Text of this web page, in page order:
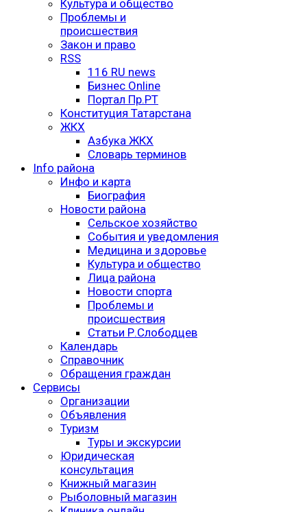
Культура и общество
Проблемы и
происшествия
Закон и право
RSS
116 RU news
Бизнес Online
Портал Пр.РТ
Конституция Татарстана
ЖКХ
Азбука ЖКХ
Словарь терминов
Info района
Инфо и карта
Биография
Новости района
Сельское хозяйство
События и уведомления
Медицина и здоровье
Культура и общество
Лица района
Новости спорта
Проблемы и
происшествия
Статьи Р.Слободцев
Календарь
Справочник
Обращения граждан
Сервисы
Организации
Объявления
Туризм
Туры и экскурсии
Юридическая
консультация
Книжный магазин
Рыболовный магазин